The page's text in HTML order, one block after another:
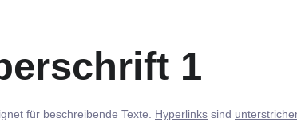
1
für beschreibende Texte. Hyperlinks sind